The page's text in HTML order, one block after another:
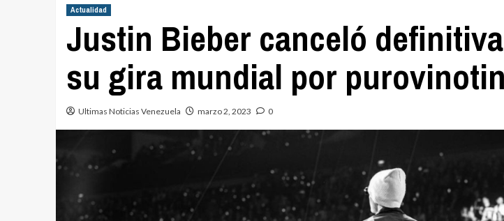
Actualidad
Justin Bieber canceló
su gira mundial por
Ultimas Noticias Venezuela marzo 2, 2023 0